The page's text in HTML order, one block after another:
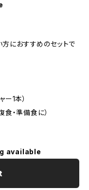
におすすめのセットで
ー1本）
・準備食に）
available